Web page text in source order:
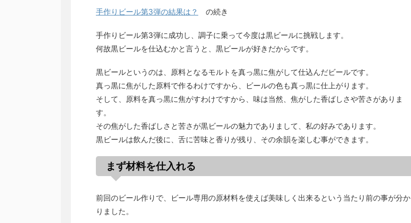
手作りビール第3弾の結果は？ の続き
手作りビール第3弾に成功し、調子に乗って今度は黒ビールに挑戦します。
何故黒ビールを仕込むかと言うと、黒ビールが好きだからです。
黒ビールというのは、原料となるモルトを真っ黒に焦がして仕込んだビールです。
真っ黒に焦がした原料で作るわけですから、ビールの色も真っ黒に仕上がります。
そして、原料を真っ黒に焦がすわけですから、味は当然、焦がした香ばしさや苦さがありま
す。
その焦がした香ばしさと苦さが黒ビールの魅力でありまして、私の好みであります。
黒ビールは飲んだ後に、舌に苦味と香りが残り、その余韻を楽しむ事ができます。
まず材料を仕入れる
前回のビール作りで、ビール専用の原材料を使えば美味しく出来るという当たり前の事が分か
りました。